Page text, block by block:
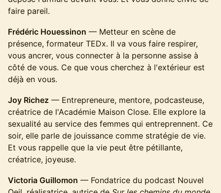
faire pareil.
Frédéric Houessinon — Metteur en scène de
présence, formateur TEDx. Il va vous faire respirer,
vous ancrer, vous connecter à la personne assise à
côté de vous. Ce que vous cherchez à l'extérieur est
déjà en vous.
Joy Richez — Entrepreneure, mentore, podcasteuse,
créatrice de l'Académie Maison Close. Elle explore la
sexualité au service des femmes qui entreprennent. Ce
soir, elle parle de jouissance comme stratégie de vie.
Et vous rappelle que la vie peut être pétillante,
créatrice, joyeuse.
Victoria Guillomon — Fondatrice du podcast Nouvel